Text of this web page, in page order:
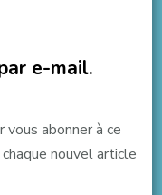
e-mail.
abonner à ce
nouvel article